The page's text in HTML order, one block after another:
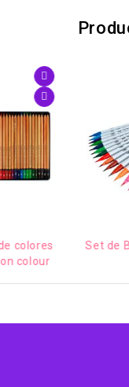
Set de Brush Pen 24